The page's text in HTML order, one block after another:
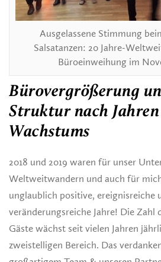
Ausgelassene Stimmung
Salsatanzen: 20 Jahre-
Büroeinweihung im
Bürovergrößerung
Struktur nach Jahren
Wachstums
2018 und 2019 waren für unser
Weltweitwandern und auch für
unglaublich positive, ereignisreiche
veränderungsreiche Jahre! Die
Gäste wächst seit vielen Jahren
zweistelligen Bereich. Das